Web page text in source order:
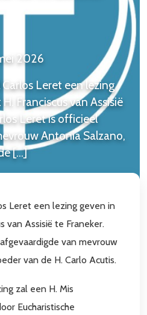
van Franciscus – De
2026
Leret een lezing
Franciscus van Assisië
Leret is officieel
Antonia Salzano,
[…]
Leret een lezing geven in
van Assisië te Franeker.
van mevrouw
van de H. Carlo Acutis.
zal een H. Mis
Eucharistische